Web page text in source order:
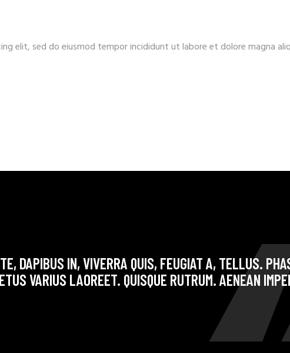
elit, sed do eiusmod tempor incididunt ut labore et dolore magna
DAPIBUS IN, VIVERRA QUIS, FEUGIAT A, TELLUS.
VARIUS LAOREET. QUISQUE RUTRUM. AENEAN